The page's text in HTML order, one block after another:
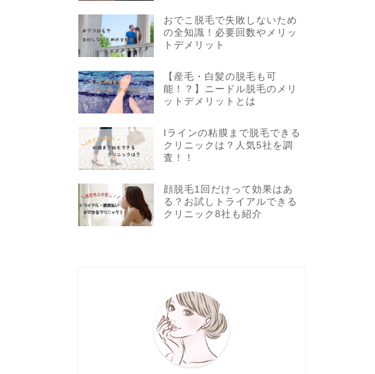
おでこ脱毛で失敗しないため
の全知識！必要回数やメリッ
トデメリット
【産毛・白髪の脱毛も可
能！？】ニードル脱毛のメリ
ットデメリットとは
Iラインの粘膜まで脱毛できる
クリニックは？人気5社を調
査！！
顔脱毛1回だけって効果はあ
る？お試しトライアルできる
クリニック8社も紹介